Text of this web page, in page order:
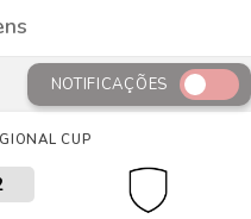
NOTIFICAÇÕES
CUP